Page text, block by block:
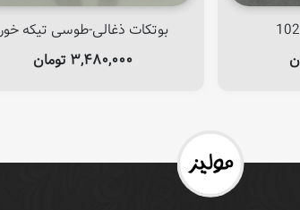
بوتکات ذغالی-طوسی تیکه خور
۳,۴۸۰,۰۰۰ تومان